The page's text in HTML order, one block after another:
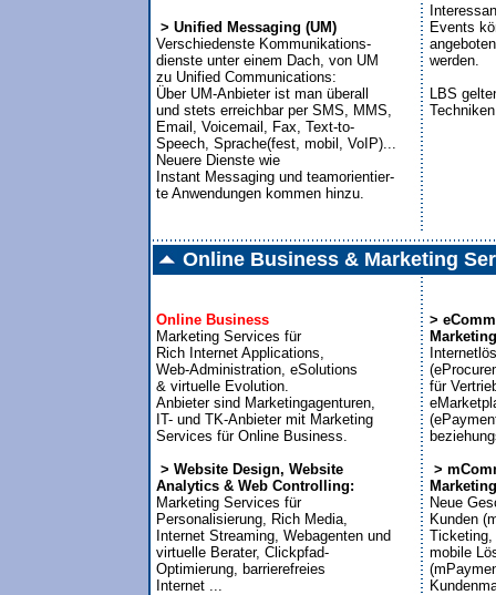
> Unified Messaging (UM)
Verschiedenste Kommunikations-
dienste unter einem Dach, von UM
zu Unified Communications:
Über UM-Anbieter ist man überall
und stets erreichbar per SMS, MMS,
Email, Voicemail, Fax, Text-to-
Speech, Sprache(fest, mobil, VoIP)...
Neuere Dienste wie
Instant Messaging und teamorientier-
te Anwendungen kommen hinzu.
Events
werden.
LBS
Online Business & Marketing
Online Business
Marketing Services für
Rich Internet Applications,
Web-Administration, eSolutions
& virtuelle Evolution.
Anbieter sind Marketingagenturen,
IT- und TK-Anbieter mit Marketing
Services für Online Business.
> Website Design, Website
Analytics & Web Controlling:
Marketing Services für
Personalisierung, Rich Media,
Internet Streaming, Webagenten und
virtuelle Berater, Clickpfad-
Optimierung, barrierefreies
Internet ...
>
für
>
Neue
Kunden
Ticketing,
mobile